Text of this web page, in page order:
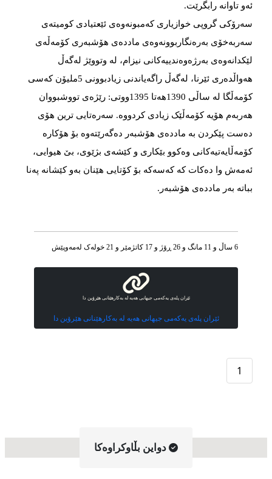
ئەو تاوانە رابگرێت.
سەرۆکی گروپی خوازیاری کەمبونەوەی ئێعتیادی کومیتەی
سەربەخۆی بەرەنگاربوونەوەی ماددەی هۆشبەری کۆمەڵەی
لێکدانەوەی بەرژەوەندییەکانی نیزام، لە وتووێژ لەگەڵ
هەواڵدەری ئێرنا، لەگەڵ راگەیاندنی زیادبوونی 5ملیۆن کەسی
کۆمەڵگا لە ساڵی 1390هەتا 1395ووتی: رێژەی تووشبووان
هەربەم هۆیە کۆمەڵێک زیادی کردووە. سەرەتایی ترین هۆی
دەست پێکردن بە ماددەی هۆشبەر دەگەرێتەوە بۆ هۆکارە
کۆمەڵایەتیەکانی وەکوو بێکاری و کێشەی بژێوی، بێ ‌هیوایی،
ئەمەش وا دەکات کە کەسەکە بۆ کۆتایی هێنان بەو کێشانە پەنا
بباتە بەر ماددەی هۆشبەر.
6 ساڵ و 11 مانگ و 26 ڕۆژ و 17 کاتژمێر و 21 خوله‌ک له‌مه‌وپێش‌
ئێران پلەی یەکەمی جیهانی هەیە لە بەکارهێنانی هێرۆین دا
ئێران پلەی یەکەمی جیهانی هەیە لە بەکارهێنانی هێرۆین دا
1
دواین بڵاوکراوه‌کا